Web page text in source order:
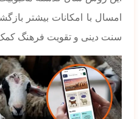
امسال با امکانات بیشتر
سنت دینی و تقویت فرهنگ